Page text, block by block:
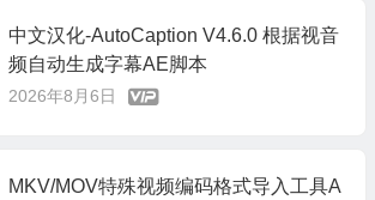
中文汉化-AutoCaption V4.6.0 根据视音
频自动生成字幕AE脚本
2026年8月6日
MKV/MOV特殊视频编码格式导入工具A